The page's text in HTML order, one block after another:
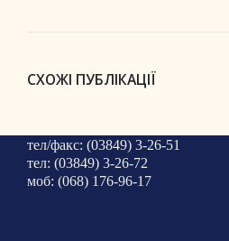
СХОЖІ ПУБЛІКАЦІЇ
тел/факс: (03849) 3-26-51
тел: (03849) 3-26-72
моб: (068) 176-96-17